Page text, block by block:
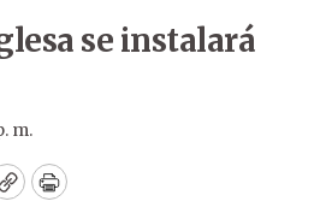
se instalará
m.
CopyPrint